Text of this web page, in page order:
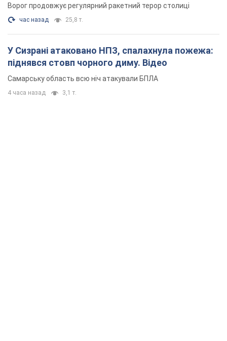
Ворог продовжує регулярний ракетний терор столиці
час назад 25,8 т.
У Сизрані атаковано НПЗ, спалахнула пожежа:
піднявся стовп чорного диму. Відео
Самарську область всю ніч атакували БПЛА
4 часа назад 3,1 т.